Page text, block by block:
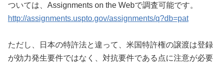
ついては、Assignments on the Webで調査可能です。
http://assignments.uspto.gov/assignments/q?db=pat
ただし、日本の特許法と違って、米国特許権の譲渡は登録
が効力発生要件ではなく、対抗要件である点に注意が必要